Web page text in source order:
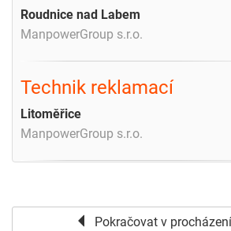
Roudnice nad Labem
ManpowerGroup s.r.o.
Technik reklamací
Litoměřice
ManpowerGroup s.r.o.
Pokračovat v